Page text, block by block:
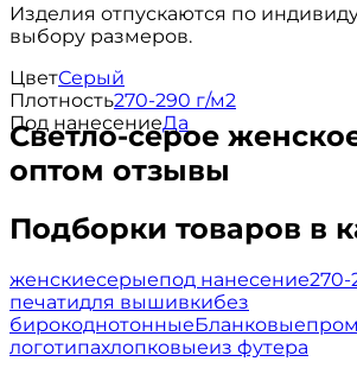
Изделия отпускаются по
выбору размеров.
ЦветСерый
Плотность270-290 г/м2
Под нанесениеДа
Светло-серое
оптом отзывы
Подборки товаров в
женскиесерыепод нанесение270-
печатидля вышивкибез
бирокоднотонныеБланковые
логотипахлопковыеиз футера